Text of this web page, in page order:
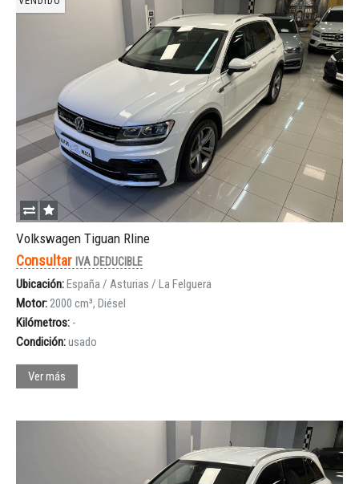
Volkswagen Tiguan Rline
Consultar IVA DEDUCIBLE
Ubicación:España / Asturias / La Felguera
Motor: 2000 cm³, Diésel
Kilómetros: -
Condición:usado
Ver más